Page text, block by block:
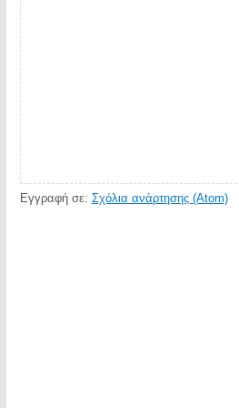
Εγγραφή σε: Σχόλια ανάρτησης (Atom)